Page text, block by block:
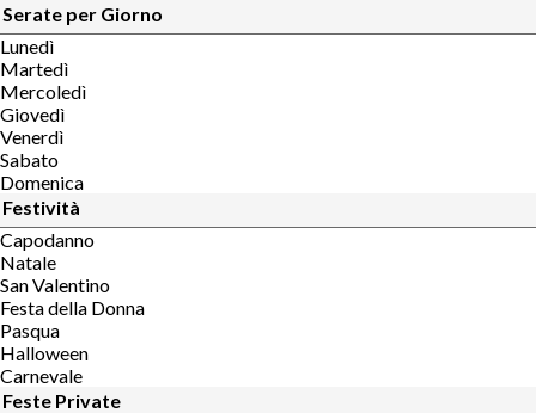
Serate per Giorno
Lunedì
Martedì
Mercoledì
Giovedì
Venerdì
Sabato
Domenica
Festività
Capodanno
Natale
San Valentino
Festa della Donna
Pasqua
Halloween
Carnevale
Feste Private